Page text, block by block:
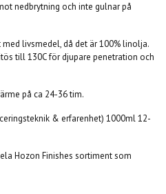
nedbrytning och inte gulnar på
livsmedel, då det är 100% linolja.
till 130C för djupare penetration och
på ca 24-36 tim.
& erfarenhet) 1000ml 12-
Hozon Finishes sortiment som